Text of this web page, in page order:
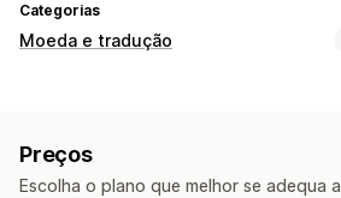
Categorias
Moeda e tradução
Design do comutador
Preços
Escolha o plano que melhor se adequa